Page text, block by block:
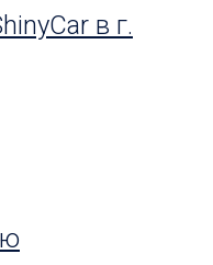
в г.